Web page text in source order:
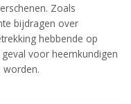
Zoals
bijdragen over
hebbende op
voor heemkundigen
worden.